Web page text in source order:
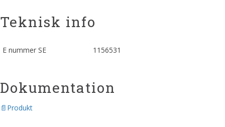
Teknisk info
E nummer SE 1156531
Dokumentation
Produkt